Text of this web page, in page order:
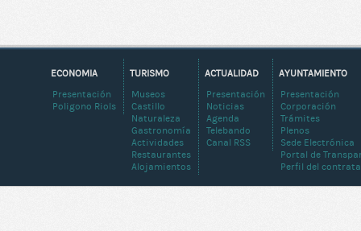
AYUNTAMIENTO
Presentación
Corporación
Trámites
Plenos
Sede Electrónica
Portal de
Perfil del
ACTUALIDAD
Presentación
Noticias
Agenda
Telebando
Canal RSS
TURISMO
Museos
Castillo
Naturaleza
Gastronomía
Actividades
Restaurantes
Alojamientos
ECONOMIA
Presentación
Poligono Riols